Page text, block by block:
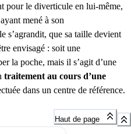
pour le diverticule en lui-même,
mené à son
s’agrandit, que sa taille devient
envisagé : soit une
la poche, mais il s’agit d’une
traitement au cours d’une
dans un centre de référence.
Haut de page